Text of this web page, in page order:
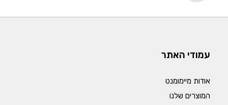
עמודי האתר
אודות מיימומנט
המוצרים שלנו